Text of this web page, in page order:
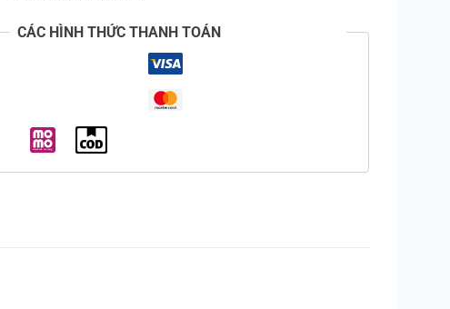
CÁC HÌNH THỨC THANH TOÁN